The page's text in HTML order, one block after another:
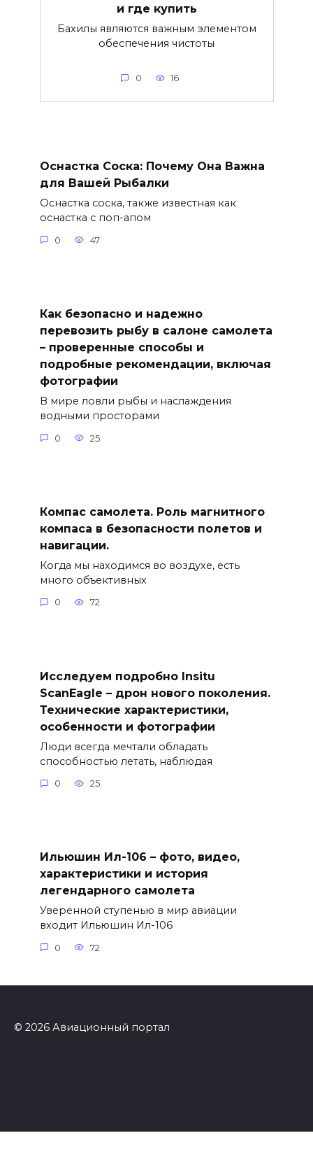
и где купить
Бахилы являются важным элементом
обеспечения чистоты
0 16
Оснастка Соска: Почему Она Важна
для Вашей Рыбалки
Оснастка соска, также известная как
оснастка с поп-апом
0 47
Как безопасно и надежно
перевозить рыбу в салоне самолета
– проверенные способы и
подробные рекомендации, включая
фотографии
В мире ловли рыбы и наслаждения
водными просторами
0 25
Компас самолета. Роль магнитного
компаса в безопасности полетов и
навигации.
Когда мы находимся во воздухе, есть
много объективных
0 72
Исследуем подробно Insitu
ScanEagle – дрон нового поколения.
Технические характеристики,
особенности и фотографии
Люди всегда мечтали обладать
способностью летать, наблюдая
0 25
Ильюшин Ил-106 – фото, видео,
характеристики и история
легендарного самолета
Уверенной ступенью в мир авиации
входит Ильюшин Ил-106
0 72
© 2026 Авиационный портал